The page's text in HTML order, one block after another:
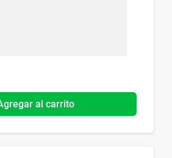
al carrito